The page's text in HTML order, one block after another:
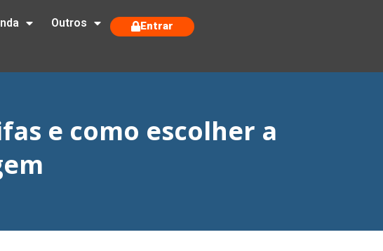
Outros Entrar
e como escolher a